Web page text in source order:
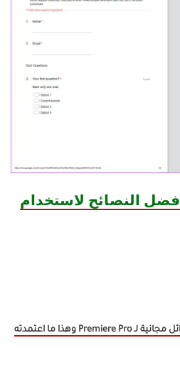
أفضل النصائح لاستخدام